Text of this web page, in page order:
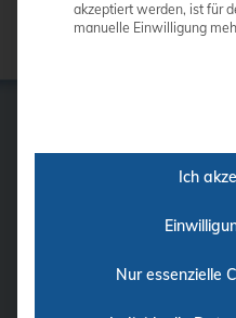
Ultraschall-Finder
akzeptiert werden, ist für
manuelle Einwilligung
Ich
Nur essenzielle